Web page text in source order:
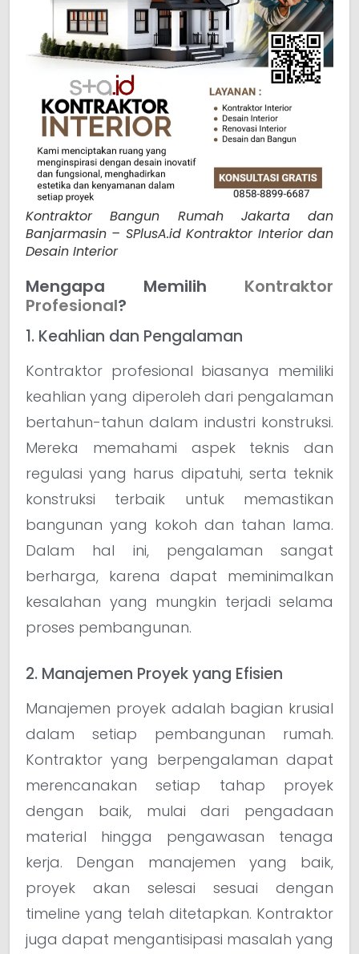
Kontraktor Bangun Rumah Jakarta dan
Banjarmasin – SPlusA.id Kontraktor Interior dan
Desain Interior
Mengapa Memilih Kontraktor
Profesional?
1. Keahlian dan Pengalaman
Kontraktor profesional biasanya memiliki
keahlian yang diperoleh dari pengalaman
bertahun-tahun dalam industri konstruksi.
Mereka memahami aspek teknis dan
regulasi yang harus dipatuhi, serta teknik
konstruksi terbaik untuk memastikan
bangunan yang kokoh dan tahan lama.
Dalam hal ini, pengalaman sangat
berharga, karena dapat meminimalkan
kesalahan yang mungkin terjadi selama
proses pembangunan.
2. Manajemen Proyek yang Efisien
Manajemen proyek adalah bagian krusial
dalam setiap pembangunan rumah.
Kontraktor yang berpengalaman dapat
merencanakan setiap tahap proyek
dengan baik, mulai dari pengadaan
material hingga pengawasan tenaga
kerja. Dengan manajemen yang baik,
proyek akan selesai sesuai dengan
timeline yang telah ditetapkan. Kontraktor
juga dapat mengantisipasi masalah yang